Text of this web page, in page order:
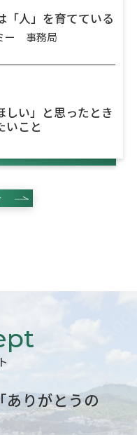
「人」を育てている
ー 事務局
しい」と思ったとき
いこと
ありがとうの